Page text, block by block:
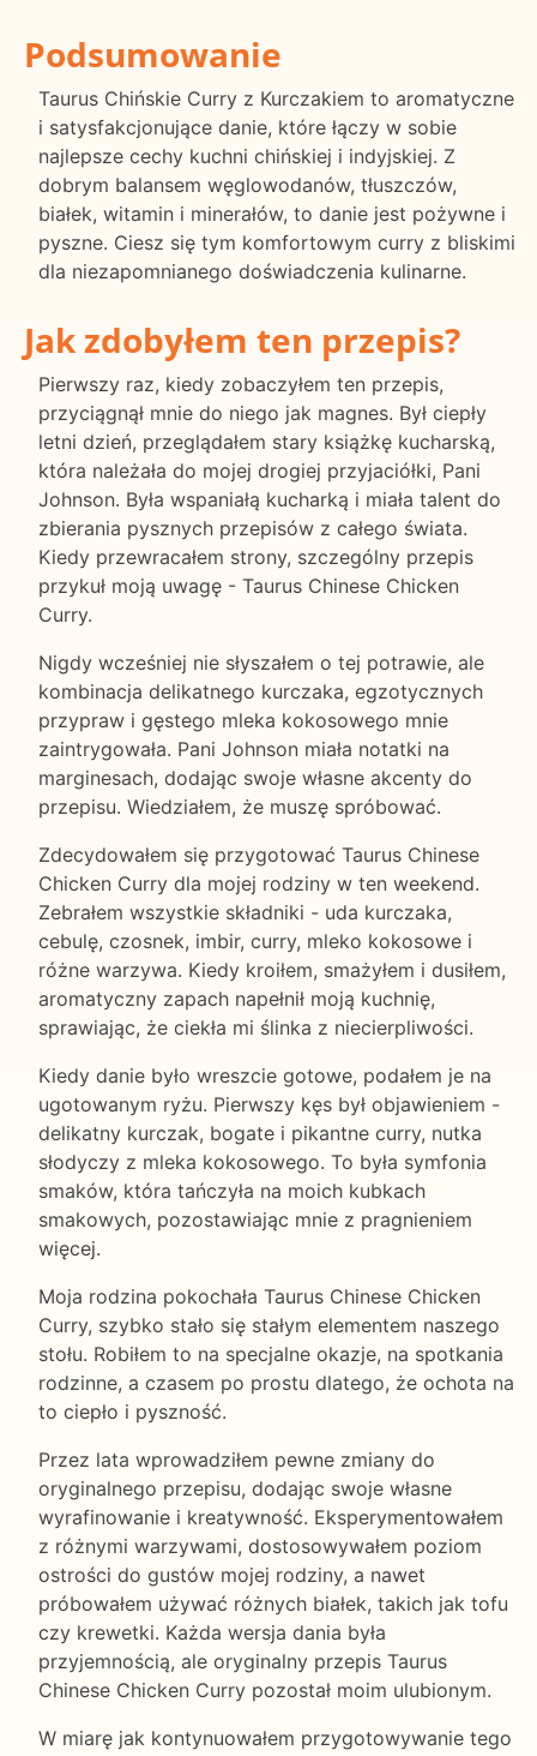
Podsumowanie
Taurus Chińskie Curry z Kurczakiem to aromatyczne
i satysfakcjonujące danie, które łączy w sobie
najlepsze cechy kuchni chińskiej i indyjskiej. Z
dobrym balansem węglowodanów, tłuszczów,
białek, witamin i minerałów, to danie jest pożywne i
pyszne. Ciesz się tym komfortowym curry z bliskimi
dla niezapomnianego doświadczenia kulinarne.
Jak zdobyłem ten przepis?
Pierwszy raz, kiedy zobaczyłem ten przepis,
przyciągnął mnie do niego jak magnes. Był ciepły
letni dzień, przeglądałem stary książkę kucharską,
która należała do mojej drogiej przyjaciółki, Pani
Johnson. Była wspaniałą kucharką i miała talent do
zbierania pysznych przepisów z całego świata.
Kiedy przewracałem strony, szczególny przepis
przykuł moją uwagę - Taurus Chinese Chicken
Curry.
Nigdy wcześniej nie słyszałem o tej potrawie, ale
kombinacja delikatnego kurczaka, egzotycznych
przypraw i gęstego mleka kokosowego mnie
zaintrygowała. Pani Johnson miała notatki na
marginesach, dodając swoje własne akcenty do
przepisu. Wiedziałem, że muszę spróbować.
Zdecydowałem się przygotować Taurus Chinese
Chicken Curry dla mojej rodziny w ten weekend.
Zebrałem wszystkie składniki - uda kurczaka,
cebulę, czosnek, imbir, curry, mleko kokosowe i
różne warzywa. Kiedy kroiłem, smażyłem i dusiłem,
aromatyczny zapach napełnił moją kuchnię,
sprawiając, że ciekła mi ślinka z niecierpliwości.
Kiedy danie było wreszcie gotowe, podałem je na
ugotowanym ryżu. Pierwszy kęs był objawieniem -
delikatny kurczak, bogate i pikantne curry, nutka
słodyczy z mleka kokosowego. To była symfonia
smaków, która tańczyła na moich kubkach
smakowych, pozostawiając mnie z pragnieniem
więcej.
Moja rodzina pokochała Taurus Chinese Chicken
Curry, szybko stało się stałym elementem naszego
stołu. Robiłem to na specjalne okazje, na spotkania
rodzinne, a czasem po prostu dlatego, że ochota na
to ciepło i pyszność.
Przez lata wprowadziłem pewne zmiany do
oryginalnego przepisu, dodając swoje własne
wyrafinowanie i kreatywność. Eksperymentowałem
z różnymi warzywami, dostosowywałem poziom
ostrości do gustów mojej rodziny, a nawet
próbowałem używać różnych białek, takich jak tofu
czy krewetki. Każda wersja dania była
przyjemnością, ale oryginalny przepis Taurus
Chinese Chicken Curry pozostał moim ulubionym.
W miarę jak kontynuowałem przygotowywanie tego